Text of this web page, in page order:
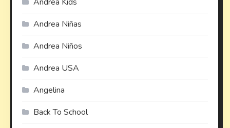
Andrea Niñas
Andrea Niños
Andrea USA
Angelina
Back To School